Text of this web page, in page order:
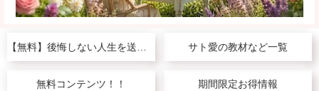
サト愛の教材など一覧
無料コンテンツ！！ 期間限定お得情報